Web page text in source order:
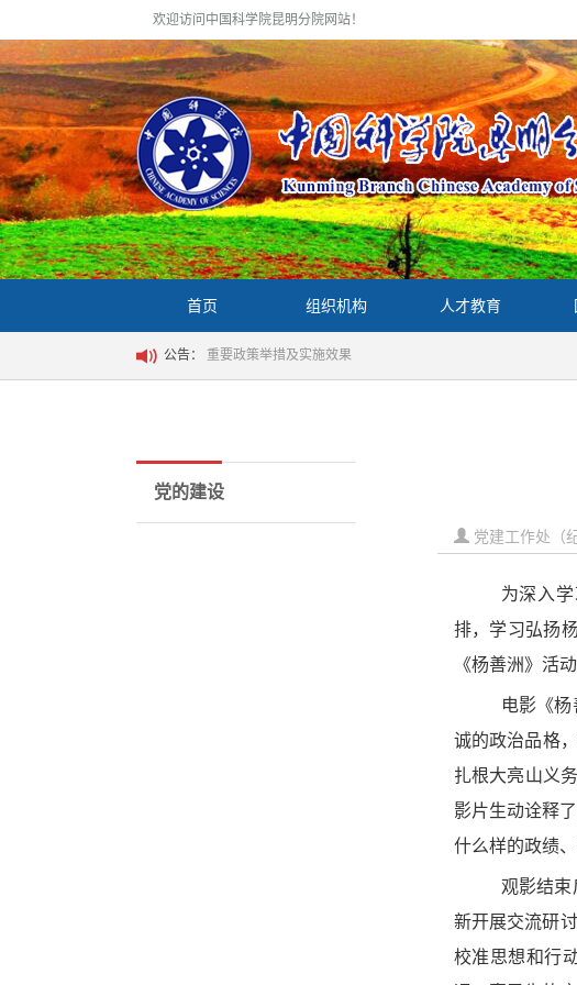
欢迎访问中国科学院昆明分院网站！
首页 组织机构 人才教育
公告： 重要政策举措及实施效果
党的建设
党建工作处（
为深入
排，学习弘扬
《杨善洲》活
电影《
诚的政治品格
扎根大亮山义
影片生动诠释
什么样的政绩
观影结束
新开展交流研
校准思想和行